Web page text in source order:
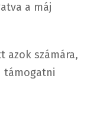
a máj
azok számára,
támogatni